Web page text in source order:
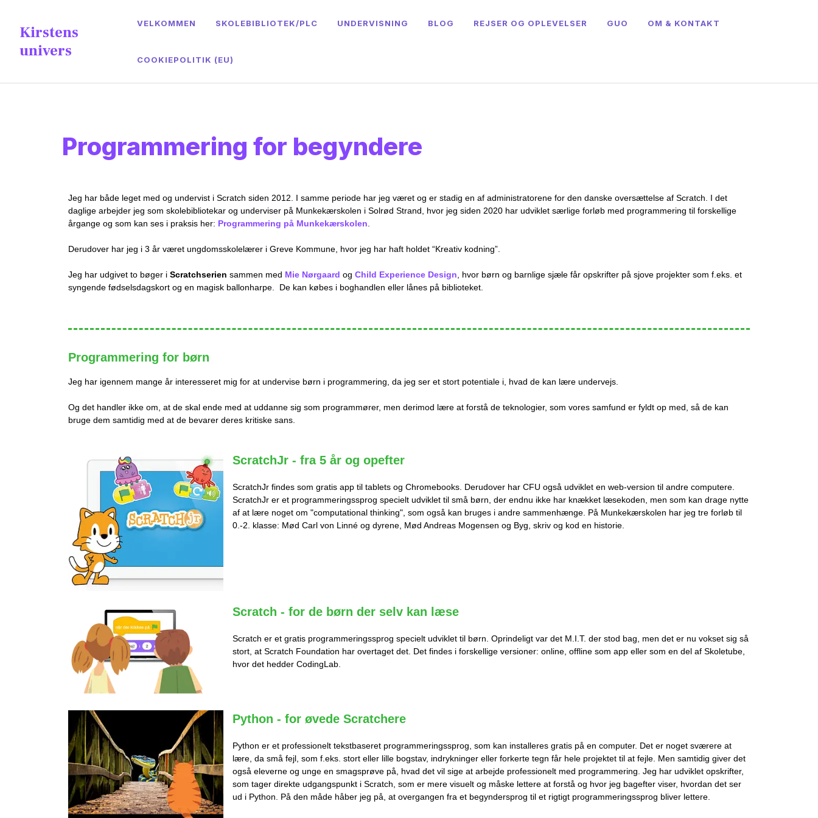
Kirstens
univers
VELKOMMEN SKOLEBIBLIOTEK/PLC UNDERVISNING BLOG REJSER OG OPLEVELSER GUO OM & KONTAKT
COOKIEPOLITIK (EU)
Programmering for begyndere
Jeg har både leget med og undervist i Scratch siden 2012. I samme periode har jeg været og er stadig en af administratorene for den danske oversættelse af Scratch. I det
daglige arbejder jeg som skolebibliotekar og underviser på Munkekærskolen i Solrød Strand, hvor jeg siden 2020 har udviklet særlige forløb med programmering til forskellige
årgange og som kan ses i praksis her: Programmering på Munkekærskolen
Derudover har jeg i 3 år været ungdomsskolelærer i Greve Kommune, hvor jeg har haft holdet “Kreativ kodning”.
Jeg har udgivet to bøger i Scratchserien sammen med Mie Nørgaard og Child Experience Design , hvor børn og barnlige sjæle får opskrifter på sjove projekter som f.eks. et
syngende fødselsdagskort og en magisk ballonharpe. De kan købes i boghandlen eller lånes på biblioteket.
Programmering for børn
Jeg har igennem mange år interesseret mig for at undervise børn i programmering, da jeg ser et stort potentiale i, hvad de kan lære undervejs.
Og det handler ikke om, at de skal ende med at uddanne sig som programmører, men derimod lære at forstå de teknologier, som vores samfund er fyldt op med, så de kan
bruge dem samtidig med at de bevarer deres kritiske sans.
ScratchJr - fra 5 år og opefter
ScratchJr findes som gratis app til tablets og Chromebooks. Derudover har CFU også udviklet en web-version til andre computere.
ScratchJr er et programmeringssprog specielt udviklet til små børn, der endnu ikke har knækket læsekoden, men som kan drage nytte
af at lære noget om "computational thinking", som også kan bruges i andre sammenhænge. På Munkekærskolen har jeg tre forløb til
0.-2. klasse: Mød Carl von Linné og dyrene, Mød Andreas Mogensen og Byg, skriv og kod en historie.
Scratch - for de børn der selv kan læse
Scratch er et gratis programmeringssprog specielt udviklet til børn. Oprindeligt var det M.I.T. der stod bag, men det er nu vokset sig så
stort, at Scratch Foundation har overtaget det. Det findes i forskellige versioner: online, offline som app eller som en del af Skoletube,
hvor det hedder CodingLab.
Python - for øvede Scratchere
Python er et professionelt tekstbaseret programmeringssprog, som kan installeres gratis på en computer. Det er noget sværere at
lære, da små fejl, som f.eks. stort eller lille bogstav, indrykninger eller forkerte tegn får hele projektet til at fejle. Men samtidig giver det
også eleverne og unge en smagsprøve på, hvad det vil sige at arbejde professionelt med programmering. Jeg har udviklet opskrifter,
som tager direkte udgangspunkt i Scratch, som er mere visuelt og måske lettere at forstå og hvor jeg bagefter viser, hvordan det ser
ud i Python. På den måde håber jeg på, at overgangen fra et begyndersprog til et rigtigt programmeringssprog bliver lettere.